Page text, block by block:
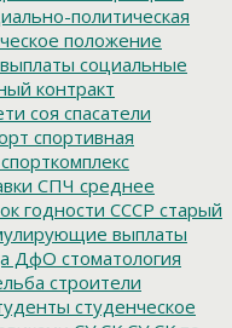
политическая
положение
социальные
контракт
соя спасатели
спортивная
спорткомплекс
СПЧ среднее
годности СССР старый
выплаты
ДфО стоматология
строители
студенческое